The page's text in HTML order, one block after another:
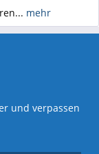
mehr
und verpassen